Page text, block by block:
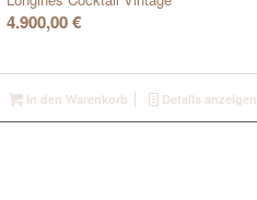
4.900,00€
In den Warenkorb Details anzeigen